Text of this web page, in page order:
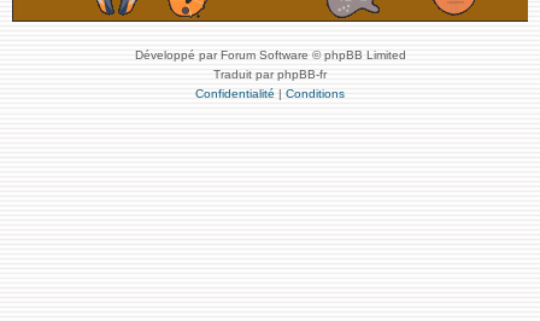
Développé par Forum Software © phpBB Limited
Traduit par phpBB-fr
Confidentialité | Conditions